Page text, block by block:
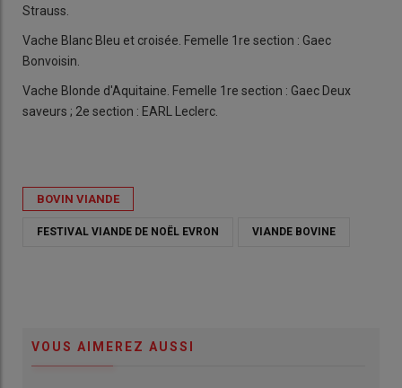
Strauss.
Vache Blanc Bleu et croisée. Femelle 1re section : Gaec
Bonvoisin.
Vache Blonde d'Aquitaine. Femelle 1re section : Gaec Deux
saveurs ; 2e section : EARL Leclerc.
BOVIN VIANDE
FESTIVAL VIANDE DE NOËL EVRON VIANDE BOVINE
VOUS AIMEREZ AUSSI